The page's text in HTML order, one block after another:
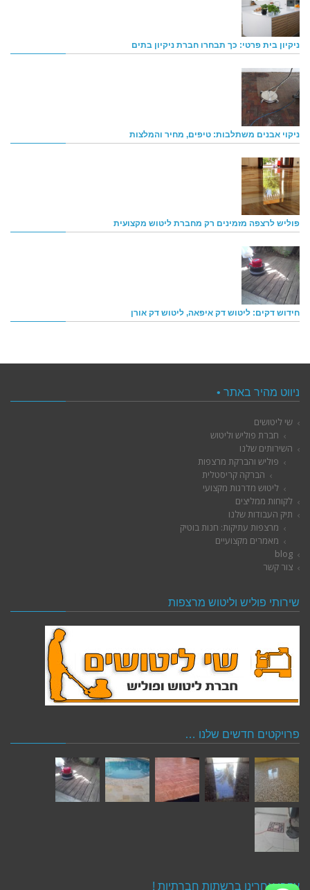
ניקיון בית פרטי: כך תבחרו חברת ניקיון בתים
ניקוי אבנים משתלבות: טיפים, מחיר והמלצות
פוליש לרצפה מזמינים רק מחברת ליטוש מקצועית
חידוש דקים: ליטוש דק איפאה, ליטוש דק אורן
ניווט מהיר באתר •
שי ליטושים
חברת פוליש וליטוש
השירותים שלנו
פוליש והברקת מרצפות
הברקה קריסטלית
ליטוש מדרגות מקצועי
לקוחות ממליצים
תיק העבודות שלנו
מרצפות עתיקות: חנות בוטיק
מאמרים מקצועיים
blog
צור קשר
שירותי פוליש וליטוש מרצפות
פרויקטים חדשים שלנו …
עקבו אחרינו ברשתות חברתיות !